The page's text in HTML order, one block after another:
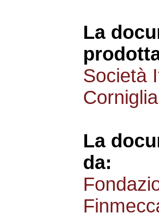
La
Società
La
da: